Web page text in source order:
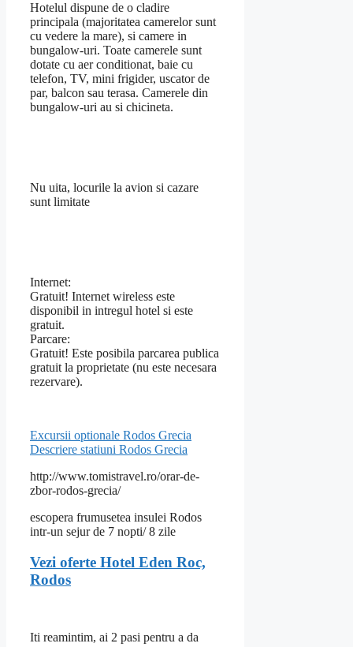
Hotelul dispune de o cladire
principala (majoritatea camerelor sunt
cu vedere la mare), si camere in
bungalow-uri. Toate camerele sunt
dotate cu aer conditionat, baie cu
telefon, TV, mini frigider, uscator de
par, balcon sau terasa. Camerele din
bungalow-uri au si chicineta.
Nu uita, locurile la avion si cazare
sunt limitate
Internet:
Gratuit! Internet wireless este
disponibil in intregul hotel si este
gratuit.
Parcare:
Gratuit! Este posibila parcarea publica
gratuit la proprietate (nu este necesara
rezervare).
Excursii optionale Rodos Grecia
Descriere statiuni Rodos Grecia
http://www.tomistravel.ro/orar-de-
zbor-rodos-grecia/
escopera frumusetea insulei Rodos
intr-un sejur de 7 nopti/ 8 zile
Vezi oferte Hotel Eden Roc,
Rodos
Iti reamintim, ai 2 pasi pentru a da